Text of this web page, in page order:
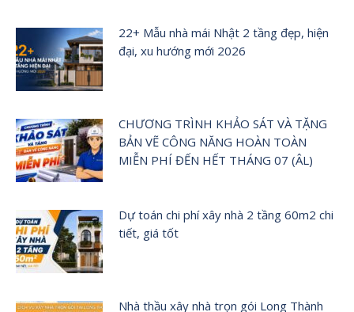
22+ Mẫu nhà mái Nhật 2 tầng đẹp, hiện
đại, xu hướng mới 2026
CHƯƠNG TRÌNH KHẢO SÁT VÀ TẶNG
BẢN VẼ CÔNG NĂNG HOÀN TOÀN
MIỄN PHÍ ĐẾN HẾT THÁNG 07 (ÂL)
Dự toán chi phí xây nhà 2 tầng 60m2 chi
tiết, giá tốt
Nhà thầu xây nhà trọn gói Long Thành